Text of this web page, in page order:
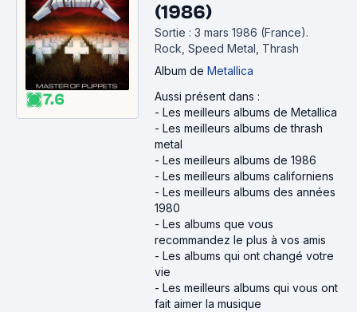
7.6
(1986)
Sortie : 3 mars 1986 (France).
Rock, Speed Metal, Thrash
Album de Metallica
Aussi présent dans :
- Les meilleurs albums de Metallica
- Les meilleurs albums de thrash
metal
- Les meilleurs albums de 1986
- Les meilleurs albums californiens
- Les meilleurs albums des années
1980
- Les albums que vous
recommandez le plus à vos amis
- Les albums qui ont changé votre
vie
- Les meilleurs albums qui vous ont
fait aimer la musique